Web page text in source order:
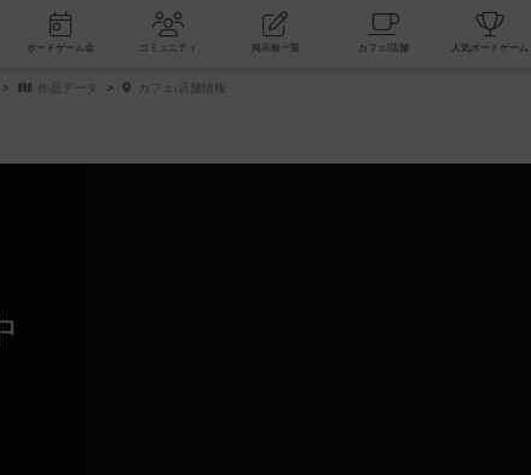
レビュー ボードゲーム会 コミュニティ 掲示板一覧 カフェ/店舗
作品データ カフェ/店舗情報